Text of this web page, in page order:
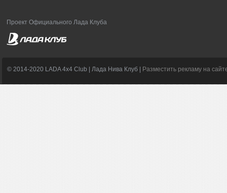
Проект Официального Лада Клуба
© 2014-2020 LADA 4x4 Club | Лада Нива Клуб | Разместить рекламу на